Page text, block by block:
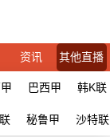
资讯 其他直播
巴西甲 韩K联
秘鲁甲 沙特联